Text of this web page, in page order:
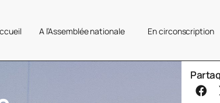
A l’Assemblée nationale En circonscription